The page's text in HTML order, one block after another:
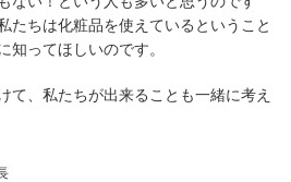
たちは化粧品を使えているということ
知ってほしいのです。
て、私たちが出来ることも一緒に考え